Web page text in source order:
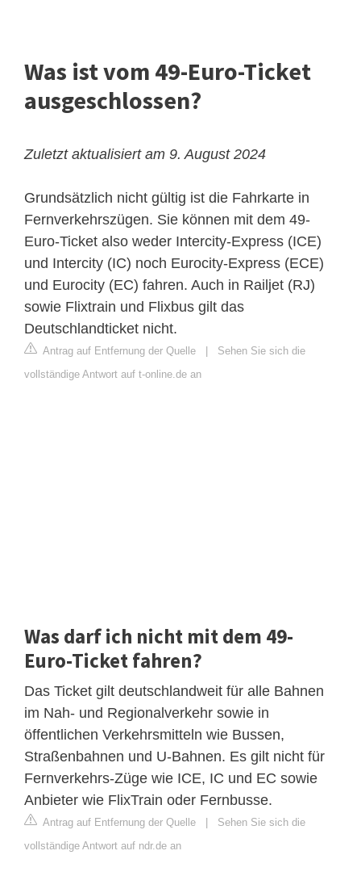
Was ist vom 49-Euro-Ticket
ausgeschlossen?
Zuletzt aktualisiert am 9. August 2024
Grundsätzlich nicht gültig ist die Fahrkarte in
Fernverkehrszügen. Sie können mit dem 49-
Euro-Ticket also weder Intercity-Express (ICE)
und Intercity (IC) noch Eurocity-Express (ECE)
und Eurocity (EC) fahren. Auch in Railjet (RJ)
sowie Flixtrain und Flixbus gilt das
Deutschlandticket nicht.
Antrag auf Entfernung der Quelle
Sehen Sie sich die
vollständige Antwort auf t-online.de an
Was darf ich nicht mit dem 49-
Euro-Ticket fahren?
Das Ticket gilt deutschlandweit für alle Bahnen
im Nah- und Regionalverkehr sowie in
öffentlichen Verkehrsmitteln wie Bussen,
Straßenbahnen und U-Bahnen. Es gilt nicht für
Fernverkehrs-Züge wie ICE, IC und EC sowie
Anbieter wie FlixTrain oder Fernbusse.
Antrag auf Entfernung der Quelle
Sehen Sie sich die
vollständige Antwort auf ndr.de an